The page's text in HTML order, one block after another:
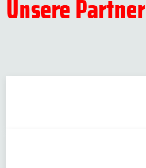
Unsere Partner